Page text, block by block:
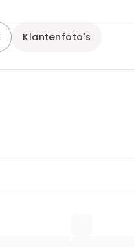
Klantenfoto's